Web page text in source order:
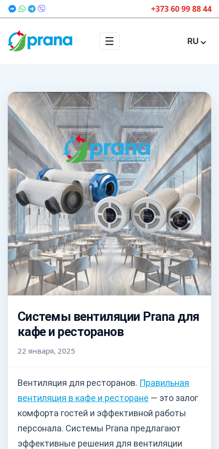
+373 60 99 88 44
☰ RU
Системы вентиляции Prana для
кафе и ресторанов
22 января, 2025
Вентиляция для ресторанов. Правильная
вентиляция в кафе и ресторане — это залог
комфорта гостей и эффективной работы
персонала. Системы Prana предлагают
эффективные решения для вентиляции